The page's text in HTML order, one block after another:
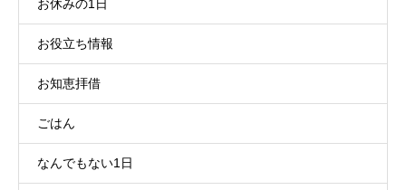
お休みの1日
お役立ち情報
お知恵拝借
ごはん
なんでもない1日